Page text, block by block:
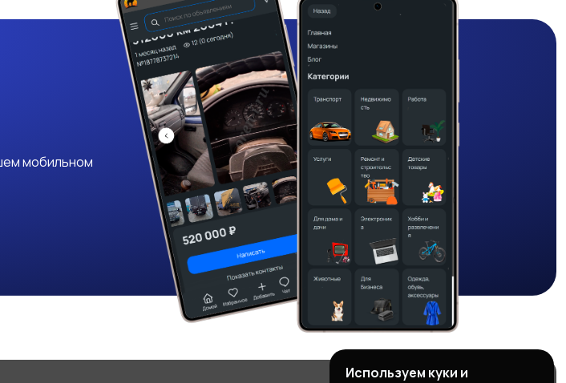
мобильном
Используем куки и